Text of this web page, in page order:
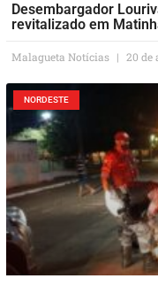
Desembargador
revitalizado em
Malagueta Notícias 20 de
NORDESTE